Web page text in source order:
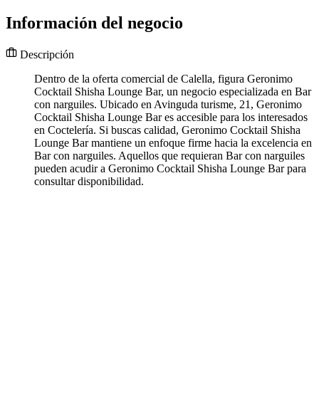
Información del negocio
Descripción
Dentro de la oferta comercial de Calella, figura Geronimo
Cocktail Shisha Lounge Bar, un negocio especializada en Bar
con narguiles. Ubicado en Avinguda turisme, 21, Geronimo
Cocktail Shisha Lounge Bar es accesible para los interesados
en Coctelería. Si buscas calidad, Geronimo Cocktail Shisha
Lounge Bar mantiene un enfoque firme hacia la excelencia en
Bar con narguiles. Aquellos que requieran Bar con narguiles
pueden acudir a Geronimo Cocktail Shisha Lounge Bar para
consultar disponibilidad.